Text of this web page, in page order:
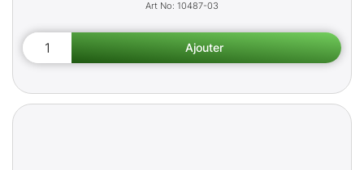
10487-03